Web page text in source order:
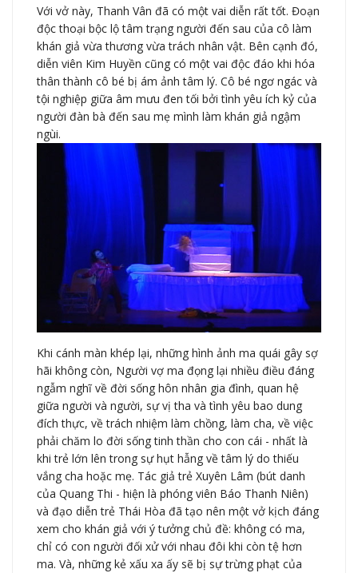
Với vở này, Thanh Vân đã có một vai diễn rất tốt. Đoạn
độc thoại bộc lộ tâm trạng người đến sau của cô làm
khán giả vừa thương vừa trách nhân vật. Bên cạnh đó,
diễn viên Kim Huyền cũng có một vai độc đáo khi hóa
thân thành cô bé bị ám ảnh tâm lý. Cô bé ngơ ngác và
tội nghiệp giữa âm mưu đen tối bởi tình yêu ích kỷ của
người đàn bà đến sau mẹ mình làm khán giả ngậm
ngùi.
Khi cánh màn khép lại, những hình ảnh ma quái gây sợ
hãi không còn, Người vợ ma đọng lại nhiều điều đáng
ngẫm nghĩ về đời sống hôn nhân gia đình, quan hệ
giữa người và người, sự vị tha và tình yêu bao dung
đích thực, về trách nhiệm làm chồng, làm cha, về việc
phải chăm lo đời sống tinh thần cho con cái - nhất là
khi trẻ lớn lên trong sự hụt hẫng về tâm lý do thiếu
vắng cha hoặc mẹ. Tác giả trẻ Xuyên Lâm (bút danh
của Quang Thi - hiện là phóng viên Báo Thanh Niên)
và đạo diễn trẻ Thái Hòa đã tạo nên một vở kịch đáng
xem cho khán giả với ý tưởng chủ đề: không có ma,
chỉ có con người đối xử với nhau đôi khi còn tệ hơn
ma. Và, những kẻ xấu xa ấy sẽ bị sự trừng phạt của